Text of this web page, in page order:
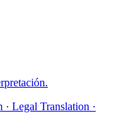
Legal Translation ·